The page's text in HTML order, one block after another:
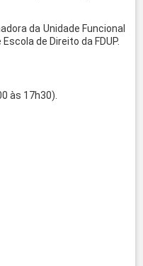
da Unidade Funcional
de Direito da FDUP.
às 17h30).